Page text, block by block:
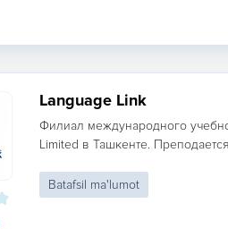
Language Link
Филиал международного
Limited в Ташкенте.
Batafsil ma'lumot